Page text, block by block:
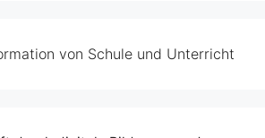
von Schule und Unterricht